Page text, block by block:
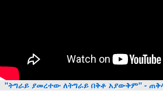
"ትግራይ ያመረተው ለትግራይ በቅቶ አያውቅም" -